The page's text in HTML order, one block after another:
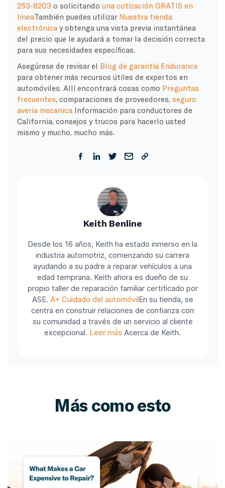
253-8203 o solicitando una cotización GRATIS en
líneaTambién puedes utilizar Nuestra tienda
electrónica y obtenga una vista previa instantánea
del precio que le ayudará a tomar la decisión correcta
para sus necesidades específicas.
Asegúrese de revisar el Blog de garantía Endurance
para obtener más recursos útiles de expertos en
automóviles. Allí encontrará cosas como Preguntas
frecuentes , comparaciones de proveedores, seguro
averia mecanica Información para conductores de
California, consejos y trucos para hacerlo usted
mismo y mucho, mucho más.
Keith Benline
Desde los 16 años, Keith ha estado inmerso en la
industria automotriz, comenzando su carrera
ayudando a su padre a reparar vehículos a una
edad temprana. Keith ahora es dueño de su
propio taller de reparación familiar certificado por
ASE. A+ Cuidado del automóvilEn su tienda, se
centra en construir relaciones de confianza con
su comunidad a través de un servicio al cliente
excepcional. Leer más Acerca de Keith.
Más como esto